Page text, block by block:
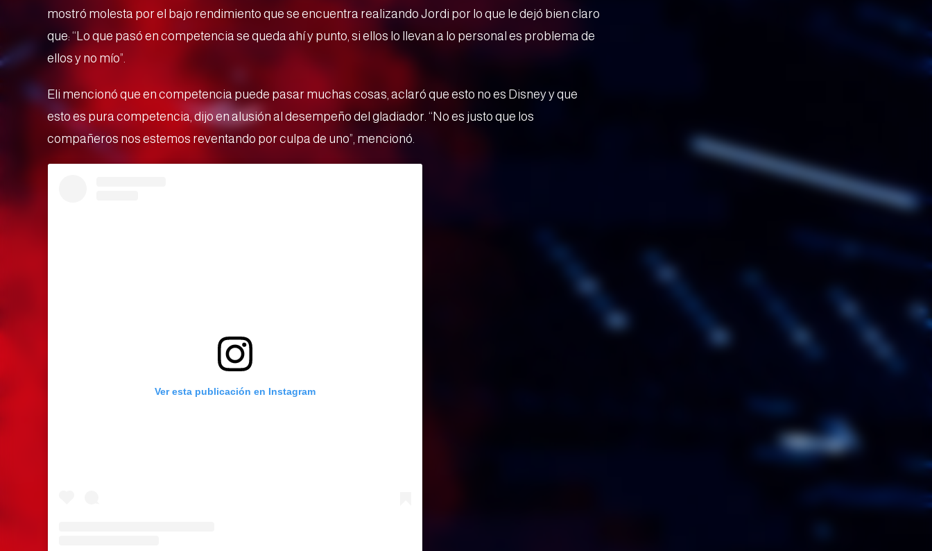
mostró molesta por el bajo rendimiento que se encuentra realizando Jordi por lo que le dejó bien claro
que: “Lo que pasó en competencia se queda ahí y punto, si ellos lo llevan a lo personal es problema de
ellos y no mío”.
Eli mencionó que en competencia puede pasar muchas cosas, aclaró que esto no es Disney y que
esto es pura competencia, dijo en alusión al desempeño del gladiador. “No es justo que los
compañeros nos estemos reventando por culpa de uno”, mencionó.
Ver esta publicación en Instagram